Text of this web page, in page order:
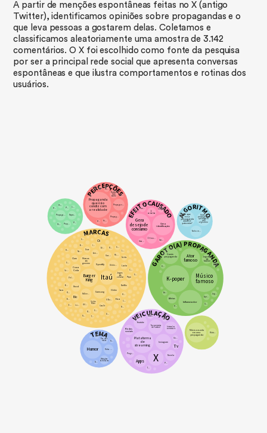
A partir de menções espontâneas feitas no X (antigo
Twitter), identificamos opiniões sobre propagandas e o
que leva pessoas a gostarem delas. Coletamos e
classificamos aleatoriamente uma amostra de 3.142
comentários. O X foi escolhido como fonte da pesquisa
por ser a principal rede social que apresenta conversas
espontâneas e que ilustra comportamentos e rotinas dos
usuários.